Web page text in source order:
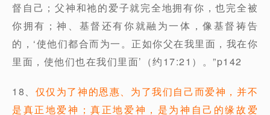
督⾃⼰；⽗神和祂的爱⼦就完全地拥有你，也完全被
你拥有；神、基督还有你就融为⼀体，像基督祷告
的，‘使他们都合⽽为⼀。正如你⽗在我⾥⾯，我在你
⾥⾯，使他们也在我们⾥⾯’（约17:21）。”p142
18、 仅仅为了神的恩惠、为了我们⾃⼰⽽爱神，并不
是真正地爱神；真正地爱神，是为神⾃⼰的缘故爱